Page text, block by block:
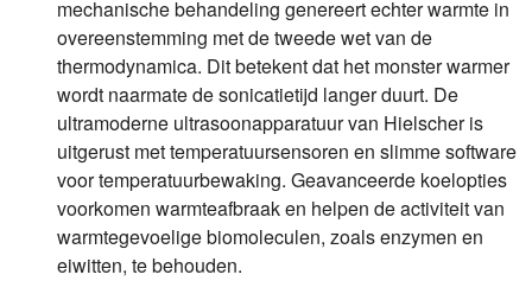
mechanische behandeling genereert echter warmte in
overeenstemming met de tweede wet van de
thermodynamica. Dit betekent dat het monster warmer
wordt naarmate de sonicatietijd langer duurt. De
ultramoderne ultrasoonapparatuur van Hielscher is
uitgerust met temperatuursensoren en slimme software
voor temperatuurbewaking. Geavanceerde koelopties
voorkomen warmteafbraak en helpen de activiteit van
warmtegevoelige biomoleculen, zoals enzymen en
eiwitten, te behouden.